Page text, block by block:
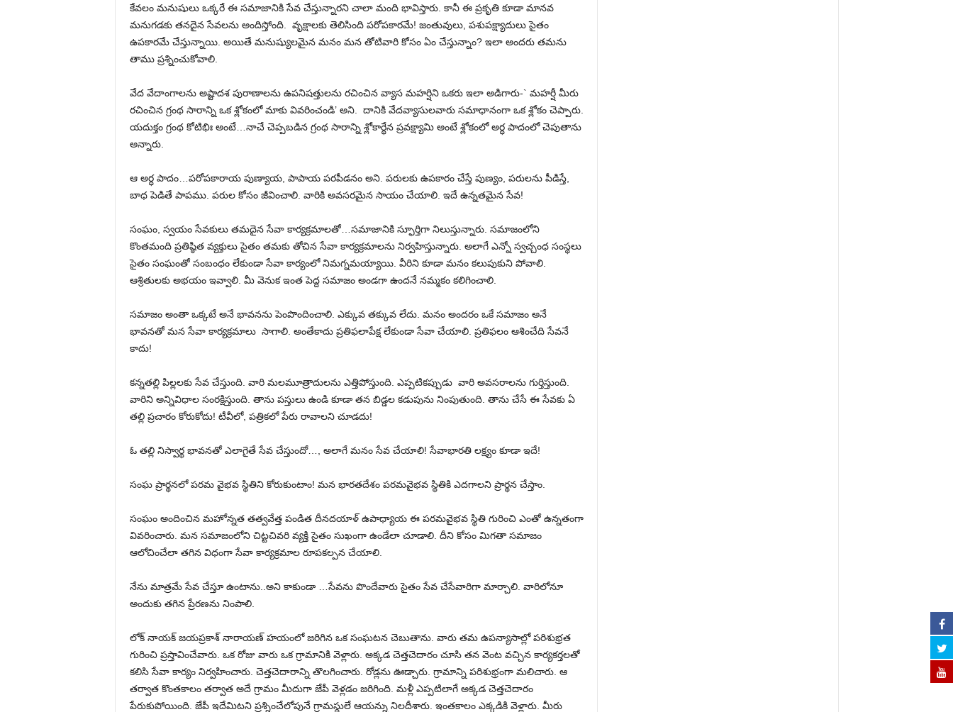
కేవలం మనుషులు ఒక్కరే ఈ సమాజానికి సేవ చేస్తున్నారని చాలా మంది భావిస్తారు. కానీ ఈ ప్రకృతి కూడా మానవ
మనుగడకు తనదైన సేవలను అందిస్తోంది. వృక్షాలకు తెలిసింది పరోపకారమే! జంతువులు, పశుపక్ష్యాదులు సైతం
ఉపకారమే చేస్తున్నాయి. అయితే మనుష్యులమైన మనం మన తోటివారి కోసం ఏం చేస్తున్నాం? ఇలా అందరు తమను
తాము ప్రశ్నించుకోవాలి.
వేద వేదాంగాలను అష్టాదశ పురాణాలను ఉపనిషత్తులను రచించిన వ్యాస మహర్షిని ఒకరు ఇలా అడిగారు-` మహర్షీ మీరు
రచించిన గ్రంథ సారాన్ని ఒక శ్లోకంలో మాకు వివరించండి’ అని. దానికి వేదవ్యాసులవారు సమాధానంగా ఒక శ్లోకం చెప్పారు.
యదుక్తం గ్రంథ కోటిభిః అంటే…నాచే చెప్పబడిన గ్రంథ సారాన్ని శ్లోకార్థేన ప్రవక్ష్యామి అంటే శ్లోకంలో అర్ధ పాదంలో చెపుతాను
అన్నారు.
ఆ అర్ధ పాదం…పరోపకారాయ పుణ్యాయ, పాపాయ పరపీడనం అని. పరులకు ఉపకారం చేస్తే పుణ్యం, పరులను పీడిస్తే,
బాధ పెడితే పాపము. పరుల కోసం జీవించాలి. వారికి అవసరమైన సాయం చేయాలి. ఇదే ఉన్నతమైన సేవ!
సంఘం, స్వయం సేవకులు తమదైన సేవా కార్యక్రమాలతో…సమాజానికి స్ఫూర్తిగా నిలుస్తున్నారు. సమాజంలోని
కొంతమంది ప్రతిష్ఠిత వ్యక్తులు సైతం తమకు తోచిన సేవా కార్యక్రమాలను నిర్వహిస్తున్నారు. అలాగే ఎన్నో స్వచ్చంధ సంస్థలు
సైతం సంఘంతో సంబంధం లేకుండా సేవా కార్యంలో నిమగ్నమయ్యాయి. వీరిని కూడా మనం కలుపుకుని పోవాలి.
ఆశ్రితులకు అభయం ఇవ్వాలి. మీ వెనుక ఇంత పెద్ద సమాజం అండగా ఉందనే నమ్మకం కలిగించాలి.
సమాజం అంతా ఒక్కటే అనే భావనను పెంపొందించాలి. ఎక్కువ తక్కువ లేదు. మనం అందరం ఒకే సమాజం అనే
భావనతో మన సేవా కార్యక్రమాలు సాగాలి. అంతేకాదు ప్రతిఫలాపేక్ష లేకుండా సేవా చేయాలి. ప్రతిఫలం ఆశించేది సేవనే
కాదు!
కన్నతల్లి పిల్లలకు సేవ చేస్తుంది. వారి మలమూత్రాదులను ఎత్తిపోస్తుంది. ఎప్పటికప్పుడు వారి అవసరాలను గుర్తిస్తుంది.
వారిని అన్నివిధాల సంరక్షిస్తుంది. తాను పస్తులు ఉండి కూడా తన బిడ్డల కడుపును నింపుతుంది. తాను చేసే ఈ సేవకు ఏ
తల్లి ప్రచారం కోరుకోదు! టీవీలో, పత్రికలో పేరు రావాలని చూడదు!
ఓ తల్లి నిస్వార్థ భావనతో ఎలాగైతే సేవ చేస్తుందో…, అలాగే మనం సేవ చేయాలి! సేవాభారతి లక్ష్యం కూడా ఇదే!
సంఘ ప్రార్థనలో పరమ వైభవ స్థితిని కోరుకుంటాం! మన భారతదేశం పరమవైభవ స్థితికి ఎదగాలని ప్రార్థన చేస్తాం.
సంఘం అందించిన మహోన్నత తత్వవేత్త పండిత దీనదయాళ్ ఉపాధ్యాయ ఈ పరమవైభవ స్థితి గురించి ఎంతో ఉన్నతంగా
వివరించారు. మన సమాజంలోని చిట్టచివరి వ్యక్తి సైతం సుఖంగా ఉండేలా చూడాలి. దీని కోసం మిగతా సమాజం
ఆలోచించేలా తగిన విధంగా సేవా కార్యక్రమాల రూపకల్పన చేయాలి.
నేను మాత్రమే సేవ చేస్తూ ఉంటాను..అని కాకుండా …సేవను పొందేవారు సైతం సేవ చేసేవారిగా మార్చాలి. వారిలోనూ
అందుకు తగిన ప్రేరణను నింపాలి.
లోక్ నాయక్ జయప్రకాశ్ నారాయణ్ హయంలో జరిగిన ఒక సంఘటన చెబుతాను. వారు తమ ఉపన్యాసాల్లో పరిశుభ్రత
గురించి ప్రస్తావించేవారు. ఒక రోజు వారు ఒక గ్రామానికి వెళ్లారు. అక్కడ చెత్తచెదారం చూసి తన వెంట వచ్చిన కార్యకర్తలతో
కలిసి సేవా కార్యం నిర్వహించారు. చెత్తచెదారాన్ని తొలగించారు. రోడ్లను ఊడ్చారు. గ్రామాన్ని పరిశుభ్రంగా మలిచారు. ఆ
తర్వాత కొంతకాలం తర్వాత అదే గ్రామం మీదుగా జేపీ వెళ్లడం జరిగింది. మళ్లీ ఎప్పటిలాగే అక్కడ చెత్తచెదారం
పేరుకుపోయింది. జేపీ ఇదేమిటని ప్రశ్నించేలోపునే గ్రామస్థులే ఆయన్ను నిలదీశారు. ఇంతకాలం ఎక్కడికి వెళ్లారు. మీరు